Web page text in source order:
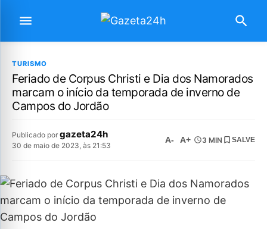
TURISMO
Feriado de Corpus Christi e Dia dos Namorados
marcam o início da temporada de inverno de
Campos do Jordão
Publicado por gazeta24h
30 de maio de 2023, às 21:53
A- A+ 3 MIN SALVE